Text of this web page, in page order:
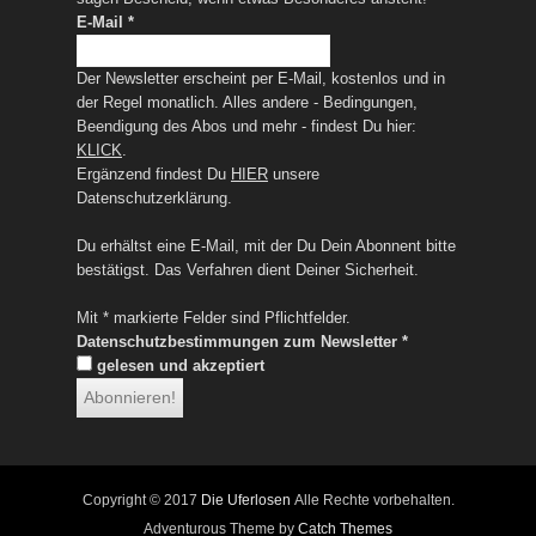
E-Mail *
Der Newsletter erscheint per E-Mail, kostenlos und in
der Regel monatlich. Alles andere - Bedingungen,
Beendigung des Abos und mehr - findest Du hier:
KLICK.
Ergänzend findest Du HIER unsere
Datenschutzerklärung.
Du erhältst eine E-Mail, mit der Du Dein Abonnent bitte
bestätigst. Das Verfahren dient Deiner Sicherheit.
Mit * markierte Felder sind Pflichtfelder.
Datenschutzbestimmungen zum Newsletter *
gelesen und akzeptiert
Copyright © 2017 Die Uferlosen Alle Rechte vorbehalten.
Adventurous Theme by Catch Themes